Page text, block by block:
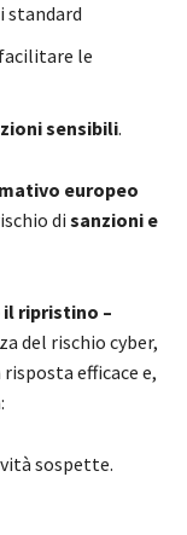
standard
le
sensibili.
europeo
disanzioni e
ripristino –
del rischio cyber,
risposta efficace e,
sospette.